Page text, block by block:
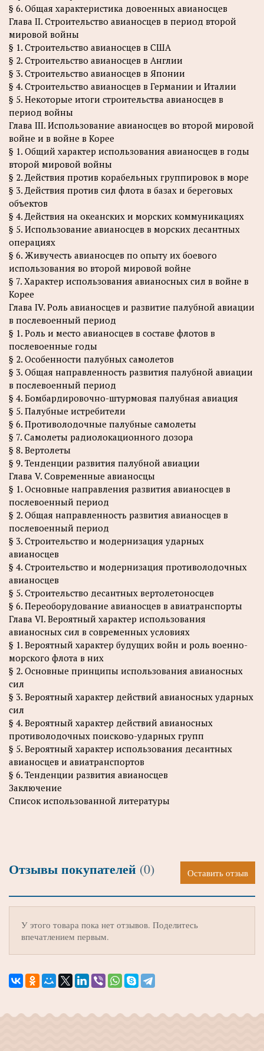
§ 6. Общая характеристика довоенных авианосцев
Глава II. Строительство авианосцев в период второй
мировой войны
§ 1. Строительство авианосцев в США
§ 2. Строительство авианосцев в Англии
§ 3. Строительство авианосцев в Японии
§ 4. Строительство авианосцев в Германии и Италии
§ 5. Некоторые итоги строительства авианосцев в
период войны
Глава III. Использование авианосцев во второй мировой
войне и в войне в Корее
§ 1. Общий характер использования авианосцев в годы
второй мировой войны
§ 2. Действия против корабельных группировок в море
§ 3. Действия против сил флота в базах и береговых
объектов
§ 4. Действия на океанских и морских коммуникациях
§ 5. Использование авианосцев в морских десантных
операциях
§ 6. Живучесть авианосцев по опыту их боевого
использования во второй мировой войне
§ 7. Характер использования авианосных сил в войне в
Корее
Глава IV. Роль авианосцев и развитие палубной авиации
в послевоенный период
§ 1. Роль и место авианосцев в составе флотов в
послевоенные годы
§ 2. Особенности палубных самолетов
§ 3. Общая направленность развития палубной авиации
в послевоенный период
§ 4. Бомбардировочно-штурмовая палубная авиация
§ 5. Палубные истребители
§ 6. Противолодочные палубные самолеты
§ 7. Самолеты радиолокационного дозора
§ 8. Вертолеты
§ 9. Тенденции развития палубной авиации
Глава V. Современные авианосцы
§ 1. Основные направления развития авианосцев в
послевоенный период
§ 2. Общая направленность развития авианосцев в
послевоенный период
§ 3. Строительство и модернизация ударных
авианосцев
§ 4. Строительство и модернизация противолодочных
авианосцев
§ 5. Строительство десантных вертолетоносцев
§ 6. Переоборудование авианосцев в авиатранспорты
Глава VI. Вероятный характер использования
авианосных сил в современных условиях
§ 1. Вероятный характер будущих войн и роль военно-
морского флота в них
§ 2. Основные принципы использования авианосных
сил
§ 3. Вероятный характер действий авианосных ударных
сил
§ 4. Вероятный характер действий авианосных
противолодочных поисково-ударных групп
§ 5. Вероятный характер использования десантных
авианосцев и авиатранспортов
§ 6. Тенденции развития авианосцев
Заключение
Список использованной литературы
Отзывы покупателей (0) Оставить отзыв
У этого товара пока нет отзывов. Поделитесь
впечатлением первым.